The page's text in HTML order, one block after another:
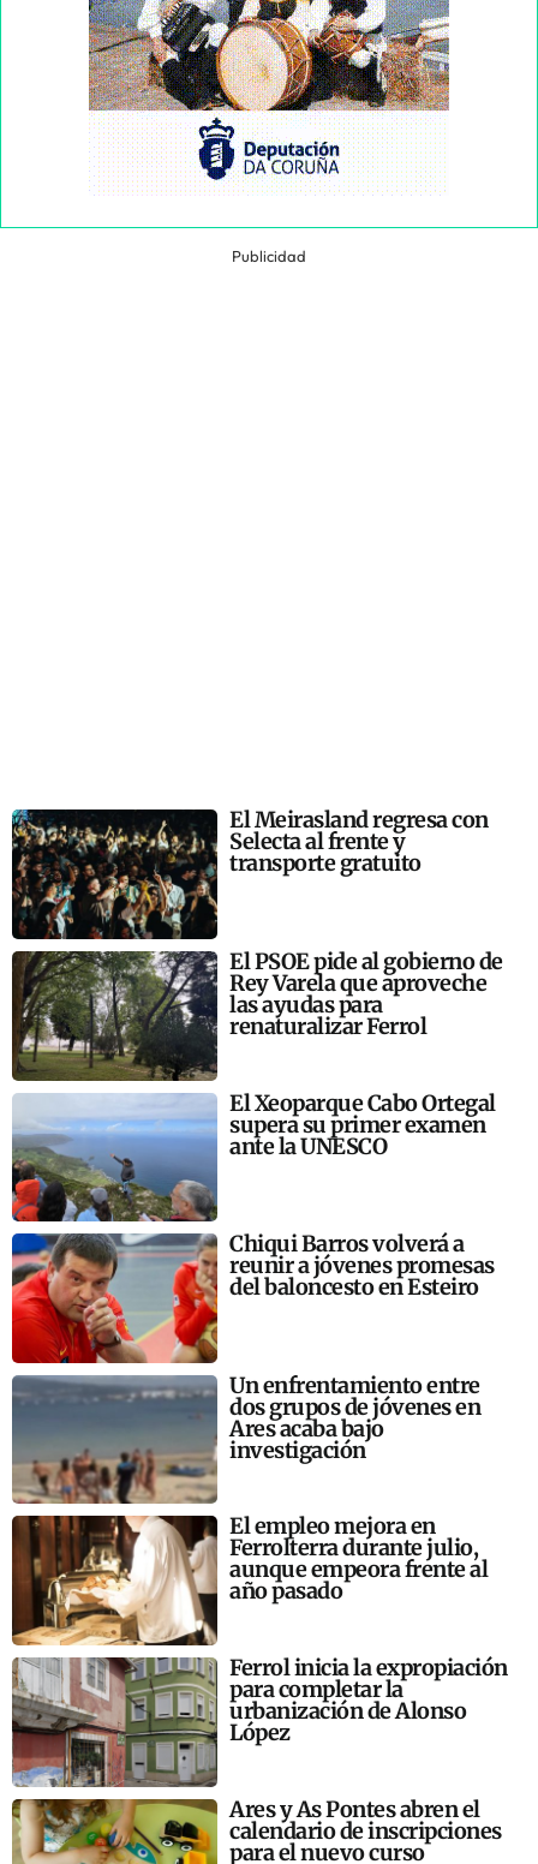
Publicidad
El Meirasland regresa con
Selecta al frente y
transporte gratuito
El PSOE pide al gobierno de
Rey Varela que aproveche
las ayudas para
renaturalizar Ferrol
El Xeoparque Cabo Ortegal
supera su primer examen
ante la UNESCO
Chiqui Barros volverá a
reunir a jóvenes promesas
del baloncesto en Esteiro
Un enfrentamiento entre
dos grupos de jóvenes en
Ares acaba bajo
investigación
El empleo mejora en
Ferrolterra durante julio,
aunque empeora frente al
año pasado
Ferrol inicia la expropiación
para completar la
urbanización de Alonso
López
Ares y As Pontes abren el
calendario de inscripciones
para el nuevo curso